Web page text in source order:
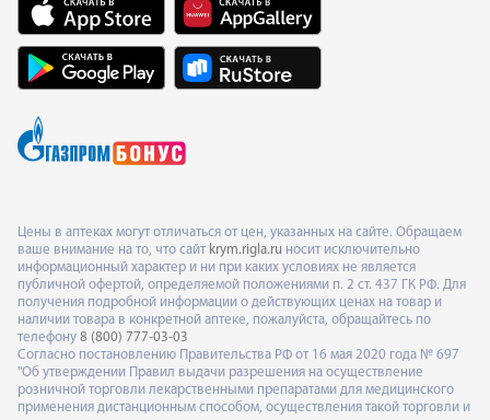
Цены в аптеках могут отличаться от цен, указанных на сайте. Обращаем
ваше внимание на то, что сайт krym.rigla.ru носит исключительно
информационный характер и ни при каких условиях не является
публичной офертой, определяемой положениями п. 2 ст. 437 ГК РФ. Для
получения подробной информации о действующих ценах на товар и
наличии товара в конкретной аптеке, пожалуйста, обращайтесь по
телефону 8 (800) 777-03-03
Согласно постановлению Правительства РФ от 16 мая 2020 года № 697
"Об утверждении Правил выдачи разрешения на осуществление
розничной торговли лекарственными препаратами для медицинского
применения дистанционным способом, осуществления такой торговли и